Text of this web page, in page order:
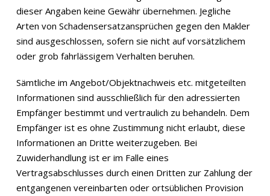
dieser Angaben keine Gewähr übernehmen. Jegliche
Arten von Schadensersatzansprüchen gegen den Makler
sind ausgeschlossen, sofern sie nicht auf vorsätzlichem
oder grob fahrlässigem Verhalten beruhen.
Sämtliche im Angebot/Objektnachweis etc. mitgeteilten
Informationen sind ausschließlich für den adressierten
Empfänger bestimmt und vertraulich zu behandeln. Dem
Empfänger ist es ohne Zustimmung nicht erlaubt, diese
Informationen an Dritte weiterzugeben. Bei
Zuwiderhandlung ist er im Falle eines
Vertragsabschlusses durch einen Dritten zur Zahlung der
entgangenen vereinbarten oder ortsüblichen Provision